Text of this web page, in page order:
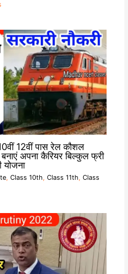
12वीं पास रेल कौशल
अपना कैरियर बिल्कुल फ्री
योजना
, Class 10th, Class 11th, Class